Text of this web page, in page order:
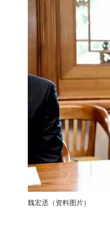
魏宏丞（资料图片）